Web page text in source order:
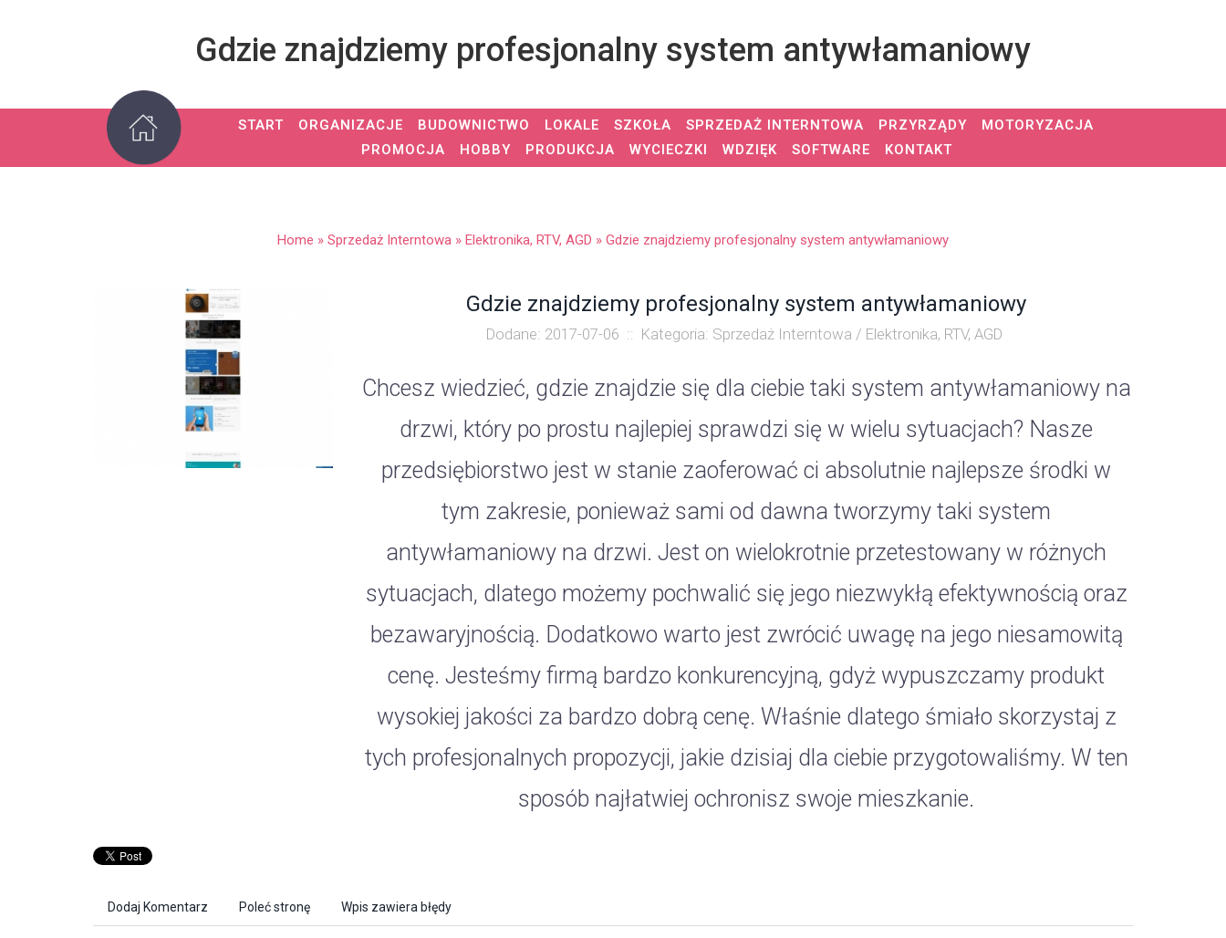
Gdzie znajdziemy profesjonalny system antywłamaniowy
START ORGANIZACJE BUDOWNICTWO LOKALE SZKOŁA SPRZEDAŻ INTERNTOWA PRZYRZĄDY
MOTORYZACJA
PROMOCJA
HOBBY PRODUKCJA WYCIECZKI WDZIĘK SOFTWARE KONTAKT
Home » Sprzedaż Interntowa » Elektronika, RTV, AGD » Gdzie znajdziemy profesjonalny system antywłamaniowy
Gdzie znajdziemy profesjonalny system antywłamaniowy
Dodane: 2017-07-06 :: Kategoria: Sprzedaż Interntowa / Elektronika, RTV, AGD
Chcesz wiedzieć, gdzie znajdzie się dla ciebie taki system antywłamaniowy na
drzwi, który po prostu najlepiej sprawdzi się w wielu sytuacjach? Nasze
przedsiębiorstwo jest w stanie zaoferować ci absolutnie najlepsze środki w
tym zakresie, ponieważ sami od dawna tworzymy taki system
antywłamaniowy na drzwi. Jest on wielokrotnie przetestowany w różnych
sytuacjach, dlatego możemy pochwalić się jego niezwykłą efektywnością oraz
bezawaryjnością. Dodatkowo warto jest zwrócić uwagę na jego niesamowitą
cenę. Jesteśmy firmą bardzo konkurencyjną, gdyż wypuszczamy produkt
wysokiej jakości za bardzo dobrą cenę. Właśnie dlatego śmiało skorzystaj z
tych profesjonalnych propozycji, jakie dzisiaj dla ciebie przygotowaliśmy. W ten
sposób najłatwiej ochronisz swoje mieszkanie.
Dodaj Komentarz Poleć stronę Wpis zawiera błędy